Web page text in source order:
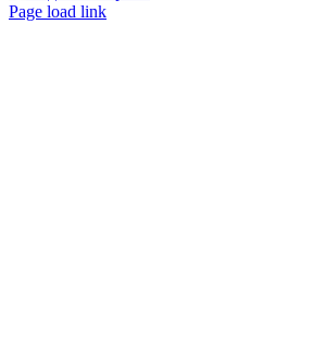
Вконтакте
Одноклассники
Page load link